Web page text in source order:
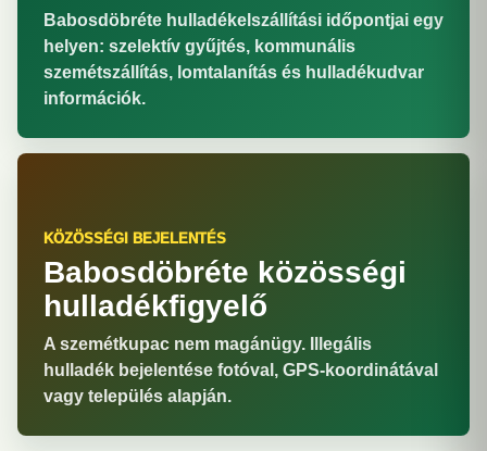
Babosdöbréte hulladékelszállítási időpontjai egy
helyen: szelektív gyűjtés, kommunális
szemétszállítás, lomtalanítás és hulladékudvar
információk.
KÖZÖSSÉGI BEJELENTÉS
Babosdöbréte közösségi
hulladékfigyelő
A szemétkupac nem magánügy. Illegális
hulladék bejelentése fotóval, GPS-koordinátával
vagy település alapján.